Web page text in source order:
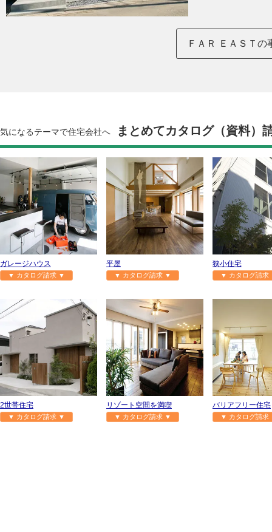
ＦＡＲ ＥＡＳＴの
気になるテーマで住宅会社へ まとめてカタログ（資料）
ガレージハウス
▼ カタログ請求 ▼
平屋
▼ カタログ請求 ▼
狭小住宅
▼ カタログ請
2世帯住宅
▼ カタログ請求 ▼
リゾート空間を満喫
▼ カタログ請求 ▼
バリアフリー住宅
▼ カタログ請